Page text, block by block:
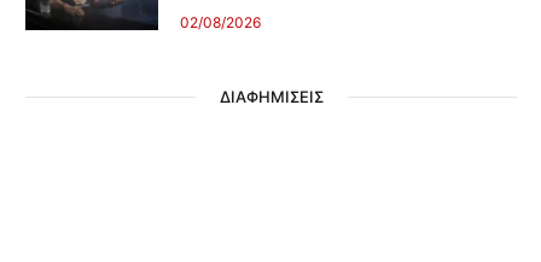
02/08/2026
ΔΙΑΦΗΜΙΣΕΙΣ